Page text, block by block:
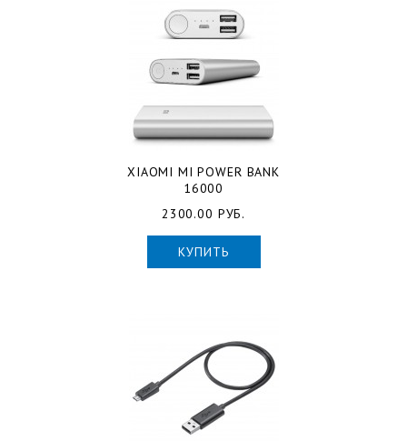
XIAOMI MI POWER BANK
16000
2300.00 РУБ.
КУПИТЬ